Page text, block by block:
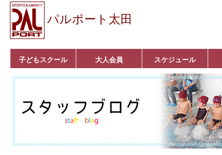
パルポート太田
子どもスクール
ベビーコース
幼児コース
小学生コース
育成コース
選手コース
キッズパーク(体操教
室)
クラシックバレエ
ボルダリング
■入会案内
大人会員
いきいきコース
トライアスロン
フィットネス
■入会案内
スケジュール